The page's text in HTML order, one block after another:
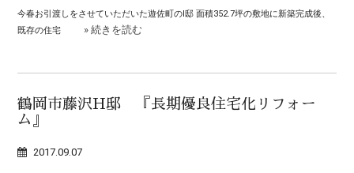
今春お引渡しをさせていただいた遊佐町のI邸 面積352.7坪の敷地に新築完成後、
既存の住宅
» 続きを読む
鶴岡市藤沢H邸 『長期優良住宅化リフォー
ム』
2017.09.07